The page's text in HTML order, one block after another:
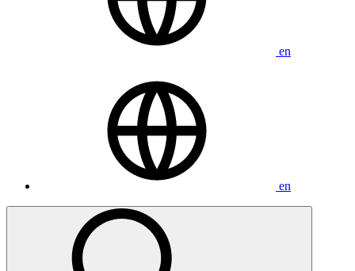
en
en